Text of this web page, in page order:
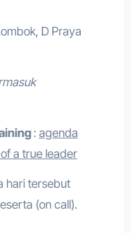
D Praya
: agenda
a true leader
hari tersebut
(on call).